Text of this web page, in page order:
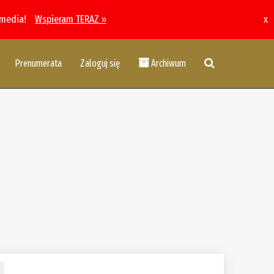
Wspieram TERAZ » x
Prenumerata Zaloguj się Archiwum